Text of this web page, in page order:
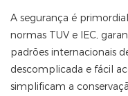
A segurança é
normas TUV e IEC,
padrões internacionais
descomplicada e fácil
simplificam a